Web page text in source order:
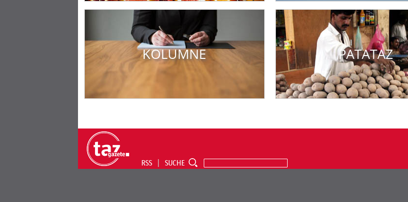
KOLUMNE PATATAZ
RSS SUCHE